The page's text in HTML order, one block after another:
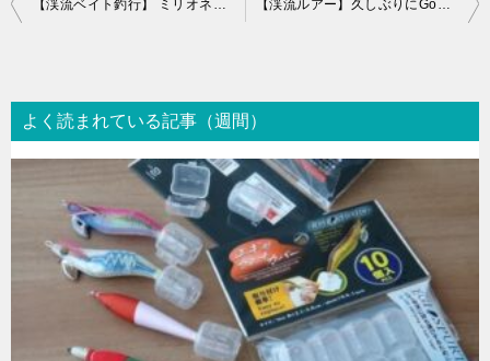
ビ
ゲ
【渓流ベイト釣行】 ミリオネアAIRストリームカスタムで初フィッシュ 【渓流ルアー】久しぶりにGoPro導入
よく読まれている記事（週間）